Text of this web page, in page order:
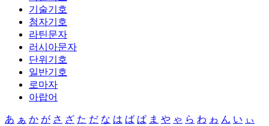
기술기호
첨자기호
라틴문자
러시아문자
단위기호
일반기호
로마자
아랍어
あ ぁ か が さ ざ た だ な は ば ぱ ま や ゃ ら わ ゎ ん い ぃ